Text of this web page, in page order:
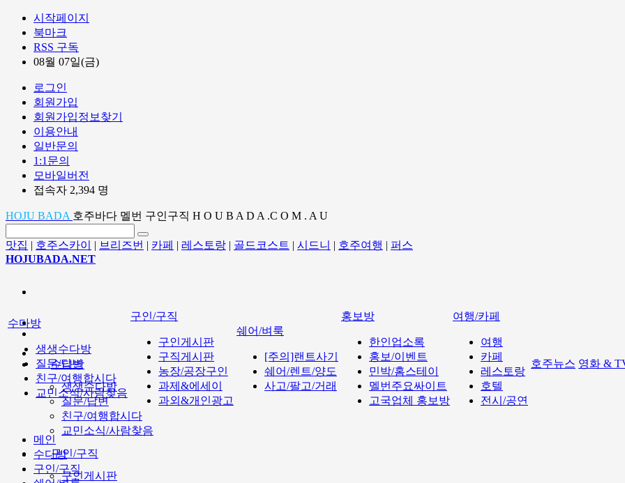
시작페이지
북마크
RSS 구독
08월 07일(금)
로그인
회원가입
회원가입정보찾기
이용안내
일반문의
1:1문의
모바일버전
접속자 2,394 명
HOJU BADA 호주바다 멜번 구인구직 H O U B A D A .C O M . A U
맛집 | 호주스카이 | 브리즈번 | 카페 | 레스토랑 | 골드코스트 | 시드니 | 호주여행 | 퍼스
HOJUBADA.NET
수다방
생생수다방
질문/답변
친구/여행합시다
교민소식/사람찾음
구인/구직
구인게시판
수다방
생생수다방
질문/답변
친구/여행합시다
교민소식/사람찾음
구인/구직
구인게시판
구직게시판
농장/공장구인
과제&에세이
과외&개인광고
쉐어/벼룩
[주의]랜트사기
쉐어/렌트/양도
사고/팔고/거래
홍보방
한인업소록
홍보/이벤트
민박/홈스테이
멜번주요싸이트
고국업체 홍보방
여행/카페
여행
카페
레스토랑
호텔
전시/공연
호주뉴스 영화 &
메인
수다방
구인/구직